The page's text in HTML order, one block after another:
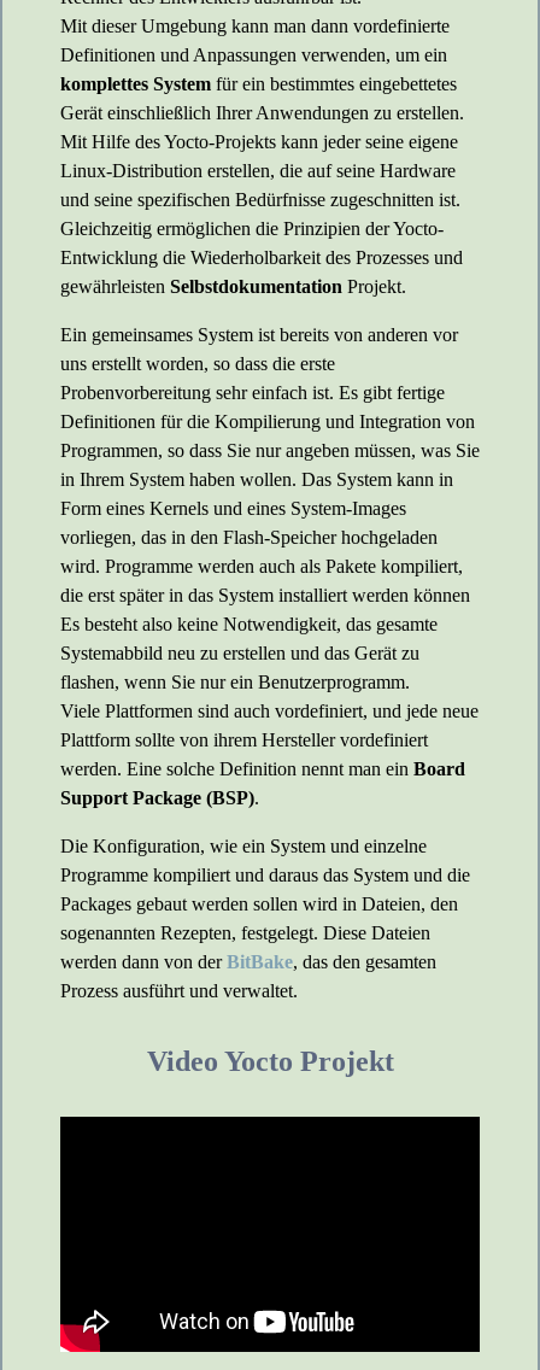
Mit dieser Umgebung kann man dann vordefinierte
Definitionen und Anpassungen verwenden, um ein
komplettes System für ein bestimmtes eingebettetes
Gerät einschließlich Ihrer Anwendungen zu erstellen.
Mit Hilfe des Yocto-Projekts kann jeder seine eigene
Linux-Distribution erstellen, die auf seine Hardware
und seine spezifischen Bedürfnisse zugeschnitten ist.
Gleichzeitig ermöglichen die Prinzipien der Yocto-
Entwicklung die Wiederholbarkeit des Prozesses und
gewährleisten Selbstdokumentation Projekt.
Ein gemeinsames System ist bereits von anderen vor
uns erstellt worden, so dass die erste
Probenvorbereitung sehr einfach ist. Es gibt fertige
Definitionen für die Kompilierung und Integration von
Programmen, so dass Sie nur angeben müssen, was Sie
in Ihrem System haben wollen. Das System kann in
Form eines Kernels und eines System-Images
vorliegen, das in den Flash-Speicher hochgeladen
wird. Programme werden auch als Pakete kompiliert,
die erst später in das System installiert werden können
Es besteht also keine Notwendigkeit, das gesamte
Systemabbild neu zu erstellen und das Gerät zu
flashen, wenn Sie nur ein Benutzerprogramm.
Viele Plattformen sind auch vordefiniert, und jede neue
Plattform sollte von ihrem Hersteller vordefiniert
werden. Eine solche Definition nennt man ein Board
Support Package (BSP).
Die Konfiguration, wie ein System und einzelne
Programme kompiliert und daraus das System und die
Packages gebaut werden sollen wird in Dateien, den
sogenannten Rezepten, festgelegt. Diese Dateien
werden dann von derBitBake, das den gesamten
Prozess ausführt und verwaltet.
Video Yocto Projekt